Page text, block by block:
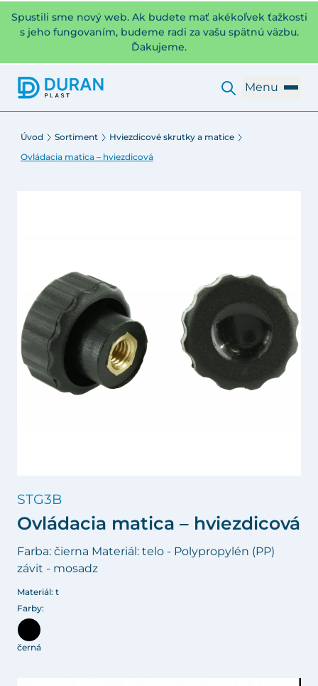
Spustili sme nový web. Ak budete mať akékoľvek ťažkosti
s jeho fungovaním, budeme radi za vašu spätnú väzbu.
Ďakujeme.
Menu
Úvod Sortiment
Hviezdicové skrutky a matice
Ovládacia matica – hviezdicová
STG3B
Ovládacia matica – hviezdicová
Farba: čierna Materiál: telo - Polypropylén (PP)
závit - mosadz
Materiál: t
Farby:
černá